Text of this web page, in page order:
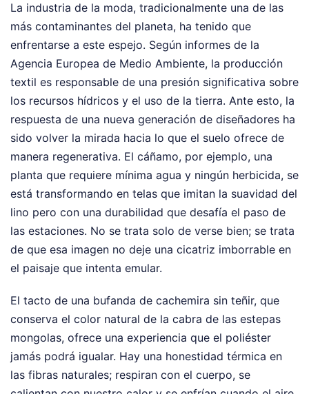
La industria de la moda, tradicionalmente una de las
más contaminantes del planeta, ha tenido que
enfrentarse a este espejo. Según informes de la
Agencia Europea de Medio Ambiente, la producción
textil es responsable de una presión significativa sobre
los recursos hídricos y el uso de la tierra. Ante esto, la
respuesta de una nueva generación de diseñadores ha
sido volver la mirada hacia lo que el suelo ofrece de
manera regenerativa. El cáñamo, por ejemplo, una
planta que requiere mínima agua y ningún herbicida, se
está transformando en telas que imitan la suavidad del
lino pero con una durabilidad que desafía el paso de
las estaciones. No se trata solo de verse bien; se trata
de que esa imagen no deje una cicatriz imborrable en
el paisaje que intenta emular.
El tacto de una bufanda de cachemira sin teñir, que
conserva el color natural de la cabra de las estepas
mongolas, ofrece una experiencia que el poliéster
jamás podrá igualar. Hay una honestidad térmica en
las fibras naturales; respiran con el cuerpo, se